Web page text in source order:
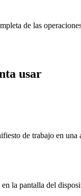
de las
usar
de trabajo en
la pantalla del